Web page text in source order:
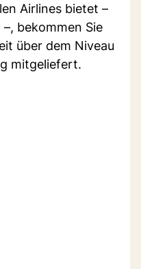
Airlines bietet –
bekommen Sie
über dem Niveau
mitgeliefert.